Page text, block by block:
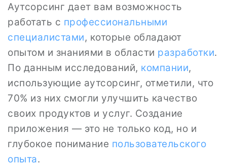
Аутсорсинг дает вам возможность
работать с профессиональными
специалистами, которые обладают
опытом и знаниями в области разработки.
По данным исследований, компании,
использующие аутсорсинг, отметили, что
70% из них смогли улучшить качество
своих продуктов и услуг. Создание
приложения — это не только код, но и
глубокое понимание пользовательского
опыта.